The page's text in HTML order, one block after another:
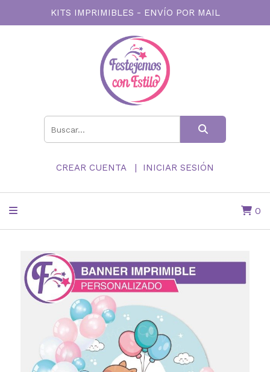
KITS IMPRIMIBLES - ENVÍO POR MAIL
CREAR CUENTA INICIAR SESIÓN
0